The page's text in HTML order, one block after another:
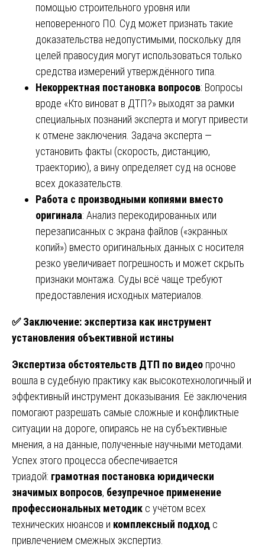
помощью строительного уровня или
неповеренного ПО. Суд может признать такие
доказательства недопустимыми, поскольку для
целей правосудия могут использоваться только
средства измерений утверждённого типа.
Некорректная постановка вопросов: Вопросы
вроде «Кто виноват в ДТП?» выходят за рамки
специальных познаний эксперта и могут привести
к отмене заключения. Задача эксперта —
установить факты (скорость, дистанцию,
траекторию), а вину определяет суд на основе
всех доказательств.
Работа с производными копиями вместо
оригинала: Анализ перекодированных или
перезаписанных с экрана файлов («экранных
копий») вместо оригинальных данных с носителя
резко увеличивает погрешность и может скрыть
признаки монтажа. Суды всё чаще требуют
предоставления исходных материалов.
✅Заключение: экспертиза как инструмент
установления объективной истины
Экспертиза обстоятельств ДТП по видео прочно
вошла в судебную практику как высокотехнологичный и
эффективный инструмент доказывания. Её заключения
помогают разрешать самые сложные и конфликтные
ситуации на дороге, опираясь не на субъективные
мнения, а на данные, полученные научными методами.
Успех этого процесса обеспечивается
триадой: грамотная постановка юридически
значимых вопросов, безупречное применение
профессиональных методик с учётом всех
технических нюансов и комплексный подход с
привлечением смежных экспертиз.